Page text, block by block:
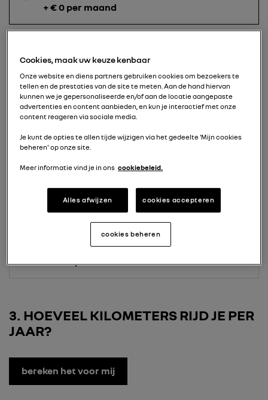
+ € 0 per maand
60 maanden
+ € 25 per maand
48 maanden
+ € 55 per maand
+ € 105 per maand
24 maanden
+ € 185 per maand
3 HOEVEEL KILOMETERS RIJD JE PER
JAAR?
bereken het voor mij
Cookies, maak uw keuze kenbaar
Onze website en diens partners gebruiken cookies om bezoekers te
tellen en de prestaties van de site te meten. Aan de hand hiervan
kunnen we je gepersonaliseerde en/of aan de locatie aangepaste
advertenties en content aanbieden, en kun je interactief met onze
content reageren via sociale media.
Je kunt de opties te allen tijde wijzigen via het gedeelte 'Mijn cookies
beheren' op onze site.
Meer informatie vind je in ons cookiebeleid.
Alles afwijzen cookies accepteren
cookies beheren